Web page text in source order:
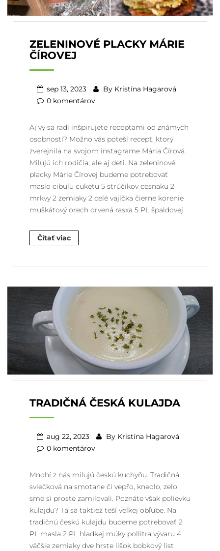
ZELENINOVÉ PLACKY MÁRIE
ČÍROVEJ
sep 13, 2023 By Kristína Hagarová
0 komentárov
Aj vy sa radi inšpirujete receptami od známych
osobností? Možno vás poteší recept, ktorý
zverejnila na svojom instagrame Mária Čírová.
Milujú ich rodičia, ale aj deti. Na zeleninové
placky Márie Čírovej budeme potrebovať
maslo cibuľu cuketu 5 strúčikov cesnaku 2
mrkvy 2 zemiaky 2 celé vajíčka čierne korenie
muškátový orech drvená rasxa 5 PL špaldovej
Čítať viac
TRADIČNÁ ČESKÁ KULAJDA
aug 22, 2023 By Kristína Hagarová
0 komentárov
Mnohí z nás milujú českú kuchyňu. Tradičná
sviečková na smotane či vepřo, knedlo, zelo
sme si proste zamilovali. Poznáte však polievku
kulajdu? Tá sa taktiež teší veľkej obľube. Na
tradičnú českú kulajdu budeme potrebovať 2
PL masla 2 PL hladkej múky pollitra vývaru 4
väčšie zemiaky dve hrste lišok bobkový list